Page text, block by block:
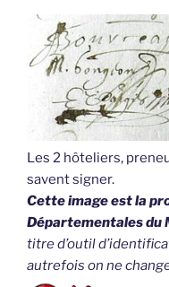
Les 2 hôteliers,
savent signer.
Cette image est la
Départementales du
titre d’outil
autrefois on ne